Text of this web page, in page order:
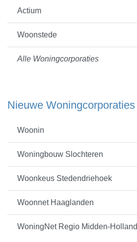
Actium
Woonstede
Alle Woningcorporaties
Nieuwe Woningcorporaties
Woonin
Woningbouw Slochteren
Woonkeus Stedendriehoek
Woonnet Haaglanden
WoningNet Regio Midden-Holland